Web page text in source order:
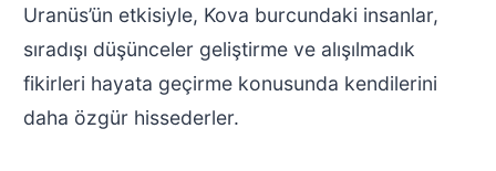
Uranüs’ün etkisiyle, Kova burcundaki insanlar,
sıradışı düşünceler geliştirme ve alışılmadık
fikirleri hayata geçirme konusunda kendilerini
daha özgür hissederler.